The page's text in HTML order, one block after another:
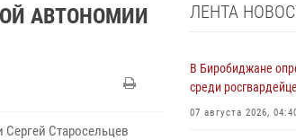
АВТОНОМИИ
Старосельцев
ЛЕНТА
В Биробиджане
среди
07 августа 2026,